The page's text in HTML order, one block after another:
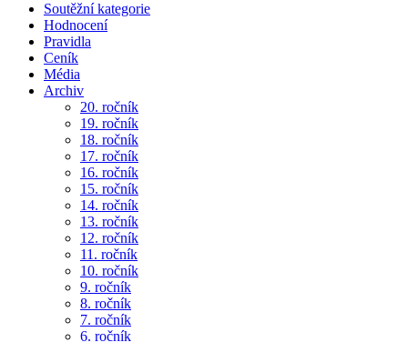
Soutěžní kategorie
Hodnocení
Pravidla
Ceník
Média
Archiv
20. ročník
19. ročník
18. ročník
17. ročník
16. ročník
15. ročník
14. ročník
13. ročník
12. ročník
11. ročník
10. ročník
9. ročník
8. ročník
7. ročník
6. ročník